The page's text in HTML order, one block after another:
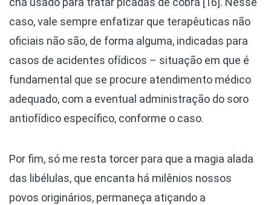
caso, vale sempre enfatizar que terapêuticas não
oficiais não são, de forma alguma, indicadas para
casos de acidentes ofídicos – situação em que é
fundamental que se procure atendimento médico
adequado, com a eventual administração do soro
antiofídico específico, conforme o caso.
Por fim, só me resta torcer para que a magia alada
das libélulas, que encanta há milênios nossos
povos originários, permaneça atiçando a